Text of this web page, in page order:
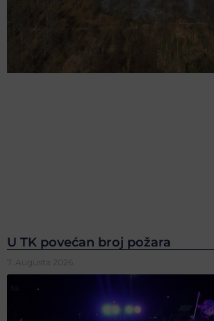
U TK povećan broj požara
7. Augusta 2026.